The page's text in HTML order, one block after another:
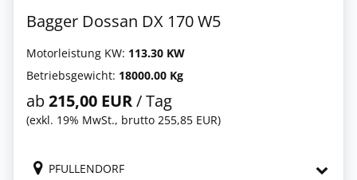
Bagger Dossan DX 170 W5
Motorleistung KW: 113.30 KW
Betriebsgewicht: 18000.00 Kg
ab215,00 EUR/ Tag
(exkl. 19% MwSt., brutto 255,85 EUR)
PFULLENDORF